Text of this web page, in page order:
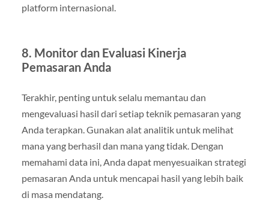
platform internasional.
8. Monitor dan Evaluasi Kinerja
Pemasaran Anda
Terakhir, penting untuk selalu memantau dan
mengevaluasi hasil dari setiap teknik pemasaran yang
Anda terapkan. Gunakan alat analitik untuk melihat
mana yang berhasil dan mana yang tidak. Dengan
memahami data ini, Anda dapat menyesuaikan strategi
pemasaran Anda untuk mencapai hasil yang lebih baik
di masa mendatang.